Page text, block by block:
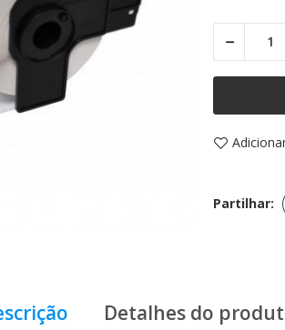
Partilhar:
Detalhes do